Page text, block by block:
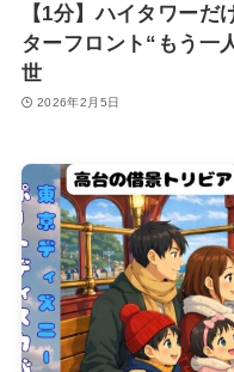
【1分】ハイタワー
ターフロント“もう一
世
2026年2月5日